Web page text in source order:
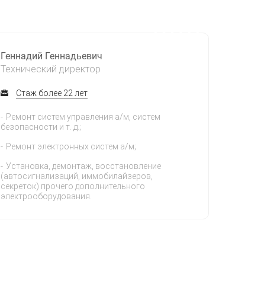
Геннадий Геннадьевич
Технический директор
Стаж более 22 лет
Ремонт систем управления а/м, систем
безопасности и т. д.;
Ремонт электронных систем а/м;
Установка, демонтаж, восстановление
(автосигнализаций, иммобилайзеров,
секреток) прочего дополнительного
электрооборудования.